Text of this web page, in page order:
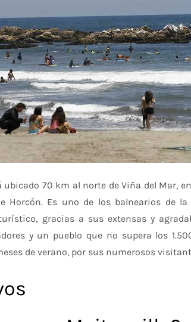
70 km al norte de Viña del Mar,
Horcón. Es uno de los balnearios de
gracias a sus extensas y
y un pueblo que no supera los
de verano, por sus numerosos